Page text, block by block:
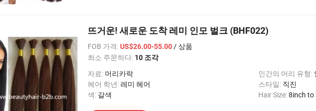
뜨거운! 새로운 도착 레미 인모 벌크 (BHF022)
FOB 가격:US$26.00-55.00/ 상품
최소 주문하다: 10 조각
자료: 머리카락 인간의 머리 유형:
헤어 학년:레미 헤어 스타일: 직진
색: 갈색 Hair Size:8inch to